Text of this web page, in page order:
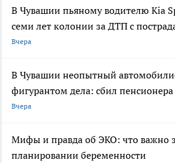
В Чувашии пьяному водителю Kia
семи лет колонии за ДТП с
Вчера
В Чувашии неопытный
фигурантом дела: сбил
Вчера
Мифы и правда об ЭКО: что важно
планировании беременности